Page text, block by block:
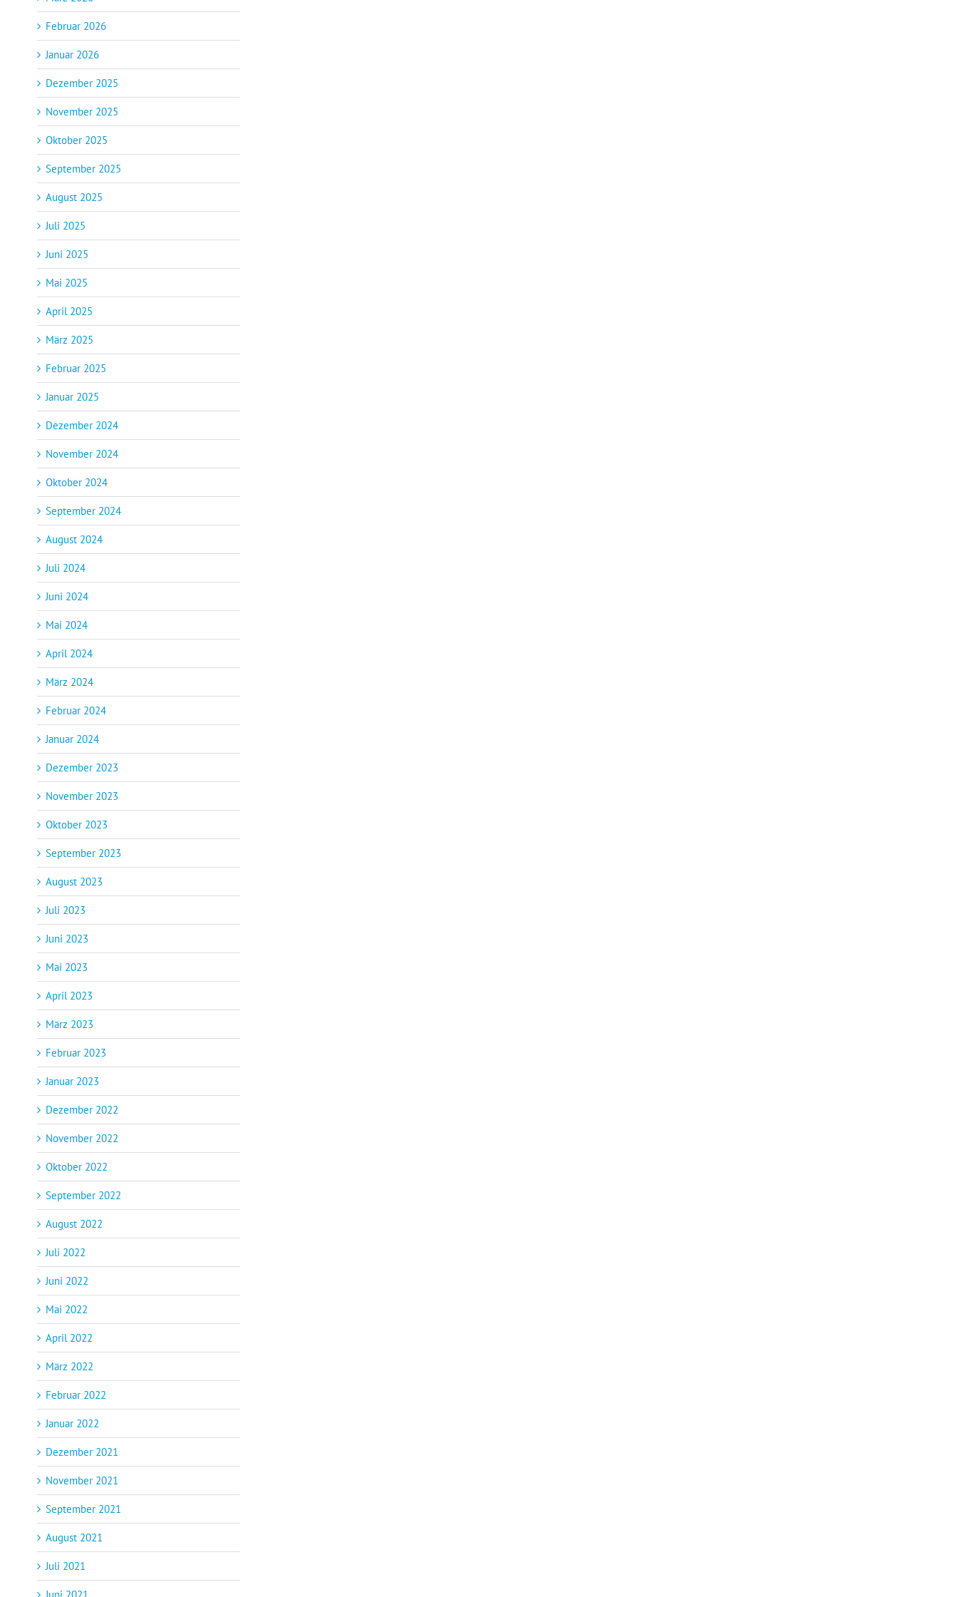
Februar 2026
Januar 2026
Dezember 2025
November 2025
Oktober 2025
September 2025
August 2025
Juli 2025
Juni 2025
Mai 2025
April 2025
März 2025
Februar 2025
Januar 2025
Dezember 2024
November 2024
Oktober 2024
September 2024
August 2024
Juli 2024
Juni 2024
Mai 2024
April 2024
März 2024
Februar 2024
Januar 2024
Dezember 2023
November 2023
Oktober 2023
September 2023
August 2023
Juli 2023
Juni 2023
Mai 2023
April 2023
März 2023
Februar 2023
Januar 2023
Dezember 2022
November 2022
Oktober 2022
September 2022
August 2022
Juli 2022
Juni 2022
Mai 2022
April 2022
März 2022
Februar 2022
Januar 2022
Dezember 2021
November 2021
September 2021
August 2021
Juli 2021